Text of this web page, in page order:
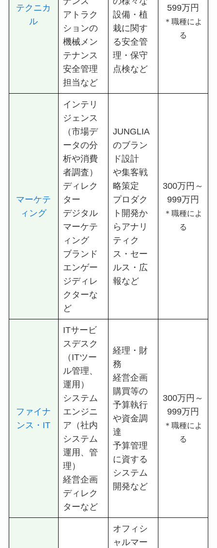
テクニカ
ル
アトラク
ションの
機械メン
テナンス
安全管理
担当など
設備・植
栽に関す
る安全管
理・保守
点検など
599万円
＊職種によ
る
マーケテ
ィング
インテリ
ジェンス
（市場デ
ータの分
析や消費
者調査）
ディレク
ター
デジタル
マーケテ
ィング
ブランド
エンゲー
ジディレ
クターな
ど
JUNGLIA
のブラン
ド設計
や集客戦
略策定
プロダク
ト開発か
らアナリ
ティク
ス・セー
ルス・広
報など
300万円～
999万円
＊職種によ
る
ファイナ
ンス・IT
ITサービ
スデスク
（ITツー
ル管理、
運用）
システム
エンジニ
ア（社内
システム
運用、管
理）
経営企画
ディレク
ターなど
経理・財
務
経営企画
購買等の
予算執行
や資金調
達
予算管理
に資する
システム
開発など
300万円～
999万円
＊職種によ
る
オフィシ
ャルマー